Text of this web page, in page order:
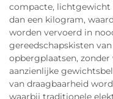
compacte,
dan een kilogram,
worden vervoerd in
gereedschapskisten
opbergplaatsen,
aanzienlijke
van draagbaarheid
waarbij traditionele